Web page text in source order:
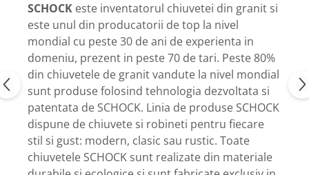
SCHOCK este inventatorul chiuvetei din granit si
este unul din producatorii de top la nivel
mondial cu peste 30 de ani de experienta in
domeniu, prezent in peste 70 de tari. Peste 80%
din chiuvetele de granit vandute la nivel mondial
sunt produse folosind tehnologia dezvoltata si
patentata de SCHOCK. Linia de produse SCHOCK
dispune de chiuvete si robineti pentru fiecare
stil si gust: modern, clasic sau rustic. Toate
chiuvetele SCHOCK sunt realizate din materiale